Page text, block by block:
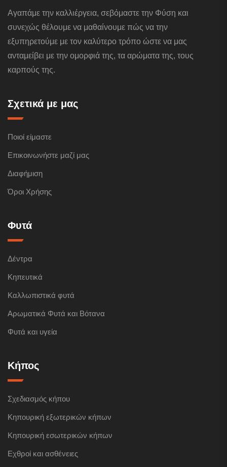
Αγαπάμε την καλλιέργεια, σεβόμαστε την Φύση και
συνεχώς θέλουμε να μαθαίνουμε πώς να την
εξυπηρετούμε με τον καλύτερο τρόπο ώστε να μας
ανταμείβει με την ομορφιά της, τα αρώματα της, τους
καρπούς της.
Σχετικά με μας
Ποιοί είμαστε
Επικοινωνήστε μαζί μας
Διαφήμιση
Όροι Χρήσης
Φυτά
Δέντρα
Κηπευτικά
Καλλωπιστικά φυτά
Αρωματικά Φυτά και Βότανα
Φυτά και υγεία
Κήπος
Σχεδιασμός κήπου
Κηπουρική εξωτερικών κήπων
Κηπουρική εσωτερικών κήπων
Εχθροί και ασθένειες